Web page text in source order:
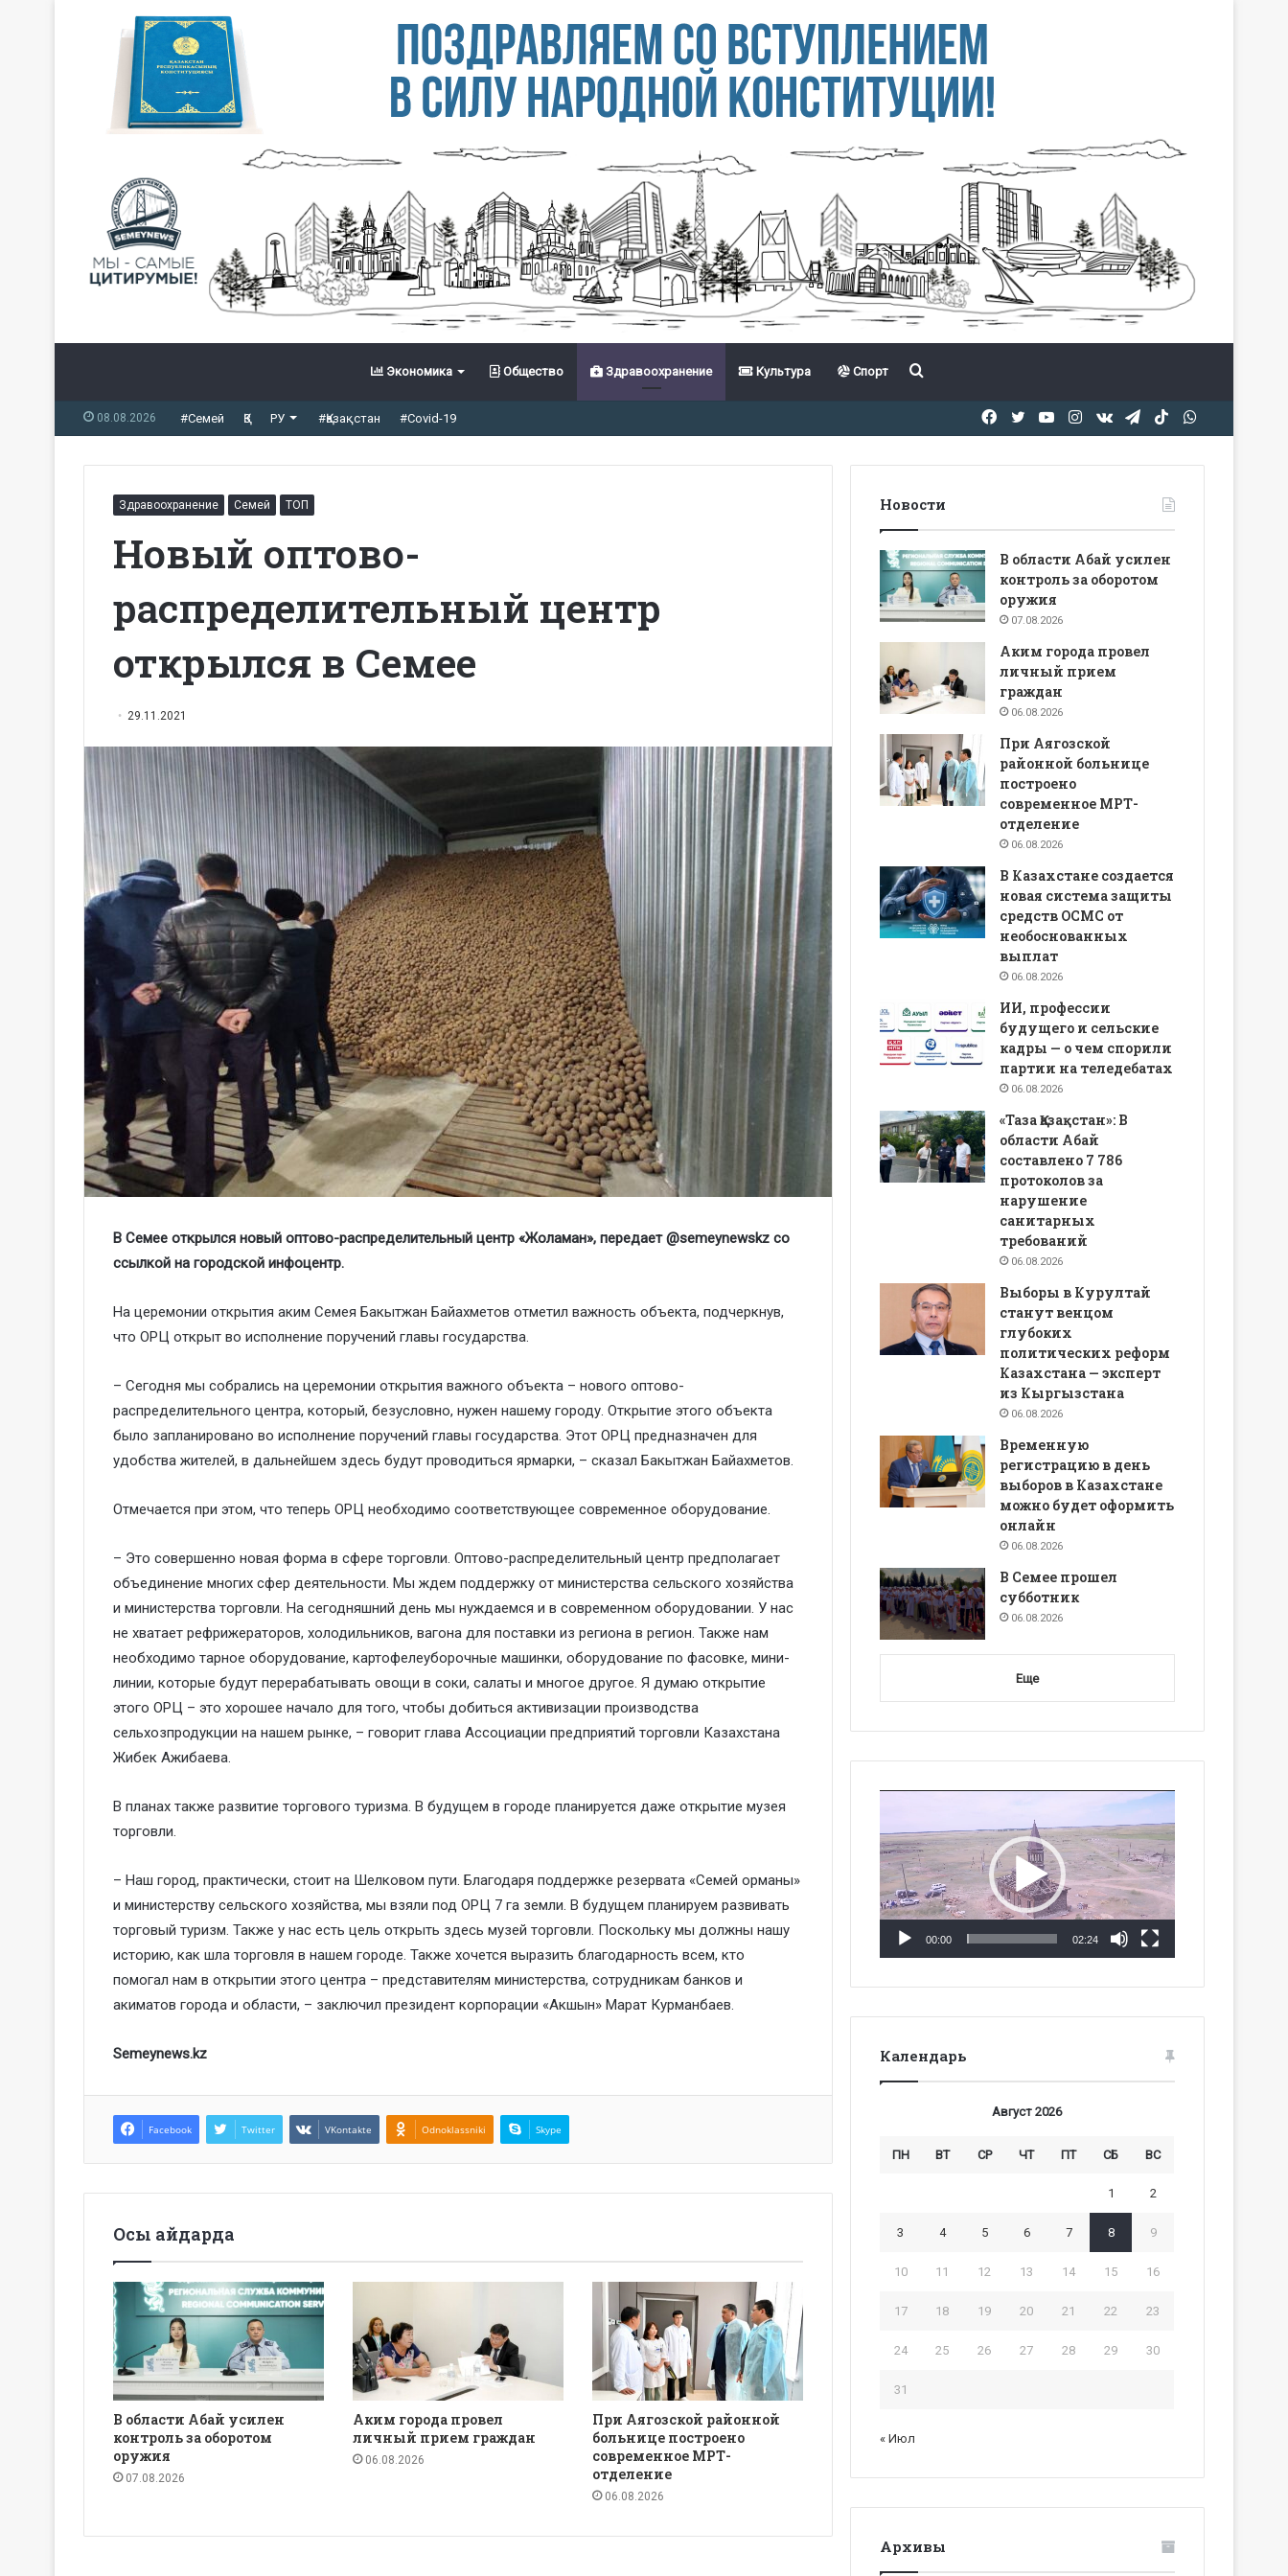
Экономика Общество Здравоохранение Культура Спорт Іздеу
08.08.2026 #Семей ҚЗ РУ #Қазақстан #Covid-19 TikTok
Telegram
vk.com
Instagram
YouTube
Twitter
Facebook
Здравоохранение Семей ТОП
Новый оптово-
распределительный центр
открылся в Семее
29.11.2021
В Семее открылся новый оптово-распределительный центр «Жоламан», передает @semeynewskz со
ссылкой на городской инфоцентр.
На церемонии открытия аким Семея Бакытжан Байахметов отметил важность объекта, подчеркнув,
что ОРЦ открыт во исполнение поручений главы государства.
– Сегодня мы собрались на церемонии открытия важного объекта – нового оптово-
распределительного центра, который, безусловно, нужен нашему городу. Открытие этого объекта
было запланировано во исполнение поручений главы государства. Этот ОРЦ предназначен для
удобства жителей, в дальнейшем здесь будут проводиться ярмарки, – сказал Бакытжан Байахметов.
Отмечается при этом, что теперь ОРЦ необходимо соответствующее современное оборудование.
– Это совершенно новая форма в сфере торговли. Оптово-распределительный центр предполагает
объединение многих сфер деятельности. Мы ждем поддержку от министерства сельского хозяйства
и министерства торговли. На сегодняшний день мы нуждаемся и в современном оборудовании. У нас
не хватает рефрижераторов, холодильников, вагона для поставки из региона в регион. Также нам
необходимо тарное оборудование, картофелеуборочные машинки, оборудование по фасовке, мини-
линии, которые будут перерабатывать овощи в соки, салаты и многое другое. Я думаю открытие
этого ОРЦ – это хорошее начало для того, чтобы добиться активизации производства
сельхозпродукции на нашем рынке, – говорит глава Ассоциации предприятий торговли Казахстана
Жибек Ажибаева.
В планах также развитие торгового туризма. В будущем в городе планируется даже открытие музея
торговли.
– Наш город, практически, стоит на Шелковом пути. Благодаря поддержке резервата «Семей орманы»
и министерству сельского хозяйства, мы взяли под ОРЦ 7 га земли. В будущем планируем развивать
торговый туризм. Также у нас есть цель открыть здесь музей торговли. Поскольку мы должны нашу
историю, как шла торговля в нашем городе. Также хочется выразить благодарность всем, кто
помогал нам в открытии этого центра – представителям министерства, сотрудникам банков и
акиматов города и области, – заключил президент корпорации «Акшын» Марат Курманбаев.
Semeynews.kz
Facebook Twitter VKontakte Odnoklassniki Skype
Осы айдарда
В области Абай усилен
контроль за оборотом
оружия
07.08.2026
Аким города провел
личный прием граждан
06.08.2026
При Аягозской районной
больнице построено
современное МРТ-
отделение
06.08.2026
Новости
В области Абай усилен
контроль за оборотом
оружия
07.08.2026
Аким города провел
личный прием
граждан
06.08.2026
При Аягозской
районной больнице
построено
современное МРТ-
отделение
06.08.2026
В Казахстане создается
новая система защиты
средств ОСМС от
необоснованных
выплат
06.08.2026
ИИ, профессии
будущего и сельские
кадры — о чем спорили
партии на теледебатах
06.08.2026
«Таза Қазақстан»: В
области Абай
составлено 7 786
протоколов за
нарушение
санитарных
требований
06.08.2026
Выборы в Курултай
станут венцом
глубоких
политических реформ
Казахстана — эксперт
из Кыргызстана
06.08.2026
Временную
регистрацию в день
выборов в Казахстане
можно будет оформить
онлайн
06.08.2026
В Семее прошел
субботник
06.08.2026
Еще
00:00 02:24
Календарь
Август 2026
ПН ВТ СР ЧТ ПТ СБ ВС
1 2
3 4 5 6 7 8 9
10 11 12 13 14 15 16
17 18 19 20 21 22 23
24 25 26 27 28 29 30
31
« Июл
Архивы